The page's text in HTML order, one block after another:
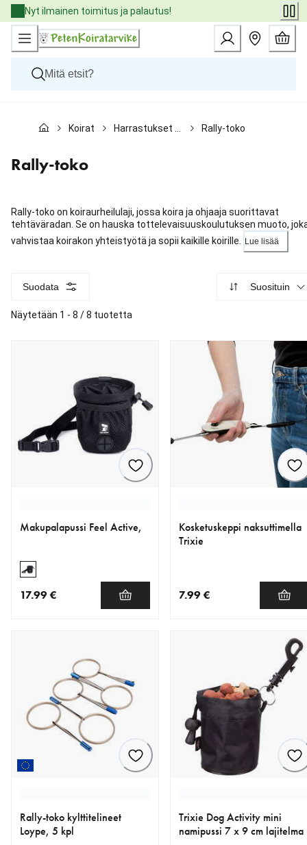
Skip
to
Content
Nyt ilmainen toimitus ja palautus!
Kissat
Eläinlääkäriruoat
Tuotemerkit
Palvelut
Koirat Rally-toko
Rally-toko
Rally-toko on koiraurheilulaji, jossa koira ja ohjaaja suorittavat
tehtäväradan. Se on hauska tottelevaisuuskoulutuksen muoto,
vahvistaa koirakon yhteistyötä ja sopii kaikille koirille.
Lue lisää
Suodata Suosituin
Näytetään 1 - 8 / 8 tuotetta
Makupalapussi Feel Active,
17.99 €
Kosketuskeppi naksuttimella
Trixie
7.99 €
Rally-toko kylttitelineet
Loype, 5 kpl
Trixie Dog Activity mini
namipussi 7 x 9 cm lajitelma